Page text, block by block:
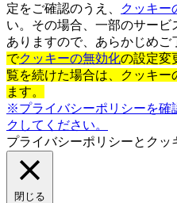
定をご確認のうえ、
クッキー
い。その場合、一部のサー
ありますので、あらかじめご
でクッキーの無効化の設定変
覧を続けた場合は、クッキ
ます。
※プライバシーポリシーを確
クしてください。
プライバシーポリシーとクッ
閉じる